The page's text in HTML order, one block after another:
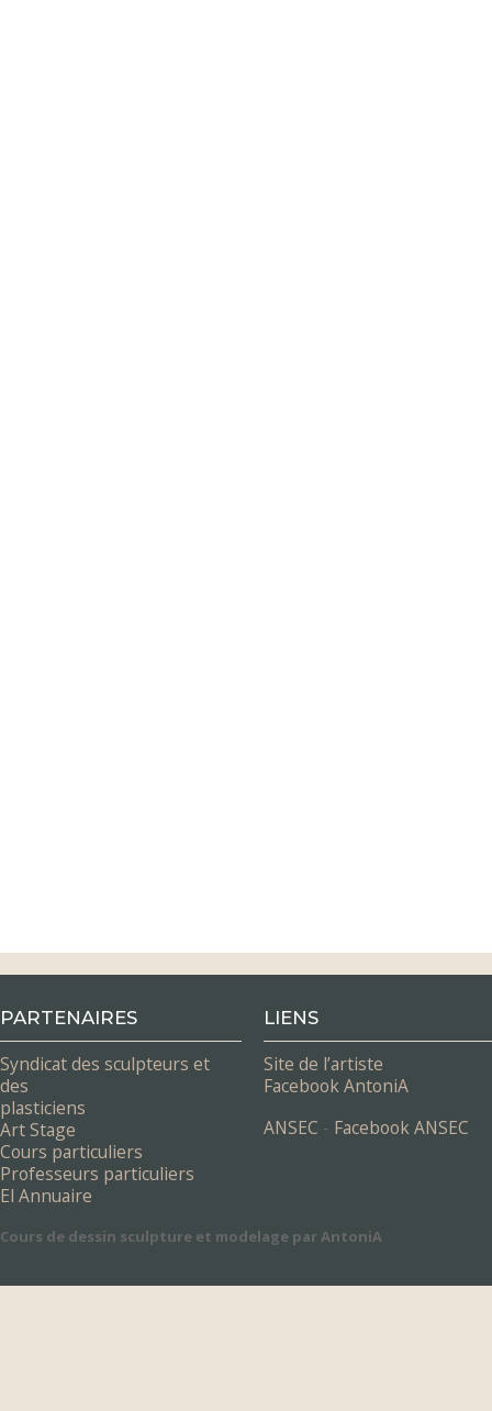
PARTENAIRES
Syndicat des sculpteurs et
des
plasticiens
Art Stage
Cours particuliers
Professeurs particuliers
El Annuaire
LIENS
Site de l’artiste
Facebook AntoniA
ANSEC - Facebook ANSEC
Cours de dessin sculpture et modelage par AntoniA